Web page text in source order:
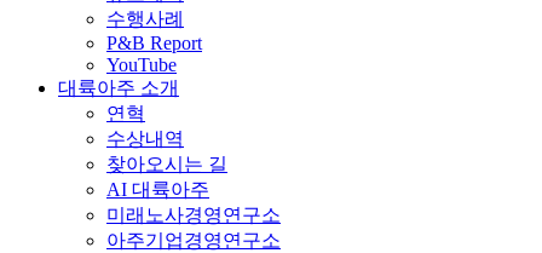
수행사례
P&B Report
YouTube
대륙아주 소개
연혁
수상내역
찾아오시는 길
AI 대륙아주
미래노사경영연구소
아주기업경영연구소